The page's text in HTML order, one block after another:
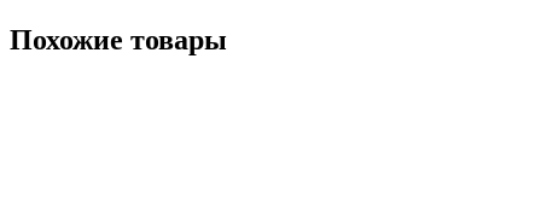
Похожие товары